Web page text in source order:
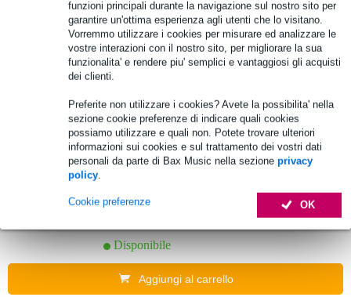
funzioni principali durante la navigazione sul nostro sito per
garantire un'ottima esperienza agli utenti che lo visitano.
Vorremmo utilizzare i cookies per misurare ed analizzare le
vostre interazioni con il nostro sito, per migliorare la sua
funzionalita' e rendere piu' semplici e vantaggiosi gli acquisti
dei clienti.
Preferite non utilizzare i cookies? Avete la possibilita' nella
sezione cookie preferenze di indicare quali cookies
possiamo utilizzare e quali non. Potete trovare ulteriori
informazioni sui cookies e sul trattamento dei vostri dati
personali da parte di Bax Music nella sezione privacy
policy.
OK
Cookie preferenze
10% DI SCONTO
EXTRA CON IL
Prezzo consigliato 7,95 € 3,47 €
Disponibile
Aggiungi al carrello
Studiologic Magnetic Music Stand for
58,00 €
Disponibile
Aggiungi al carrello